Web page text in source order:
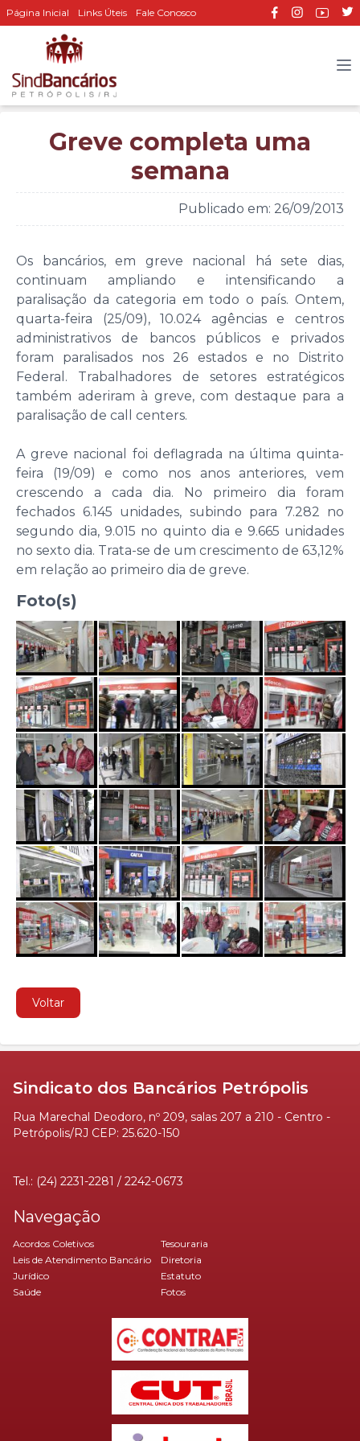
Página Inicial Links Úteis Fale Conosco
Greve completa uma
semana
Publicado em: 26/09/2013
Os bancários, em greve nacional há sete dias,
continuam ampliando e intensificando a
paralisação da categoria em todo o país. Ontem,
quarta-feira (25/09), 10.024 agências e centros
administrativos de bancos públicos e privados
foram paralisados nos 26 estados e no Distrito
Federal. Trabalhadores de setores estratégicos
também aderiram à greve, com destaque para a
paralisação de call centers.
A greve nacional foi deflagrada na última quinta-
feira (19/09) e como nos anos anteriores, vem
crescendo a cada dia. No primeiro dia foram
fechados 6.145 unidades, subindo para 7.282 no
segundo dia, 9.015 no quinto dia e 9.665 unidades
no sexto dia. Trata-se de um crescimento de 63,12%
em relação ao primeiro dia de greve.
Foto(s)
Voltar
Sindicato dos Bancários Petrópolis
Rua Marechal Deodoro, nº 209, salas 207 a 210 - Centro -
Petrópolis/RJ CEP: 25.620-150
Tel.: (24) 2231-2281 / 2242-0673
Navegação
Acordos Coletivos
Leis de Atendimento Bancário
Jurídico
Saúde
Tesouraria
Diretoria
Estatuto
Fotos